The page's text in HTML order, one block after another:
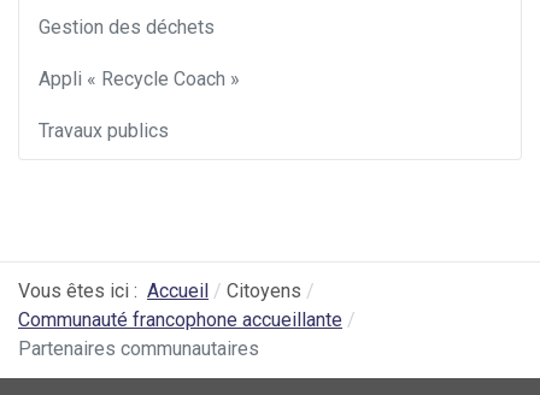
Gestion des déchets
Appli « Recycle Coach »
Travaux publics
Vous êtes ici : Accueil
Citoyens
Communauté francophone accueillante
Partenaires communautaires